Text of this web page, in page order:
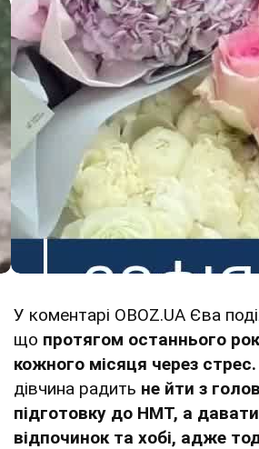
У коментарі OBOZ.UA Єва
що протягом останнього
кожного місяця через стрес.
дівчина радить не йти з
підготовку до НМТ, а
відпочинок та хобі, адже